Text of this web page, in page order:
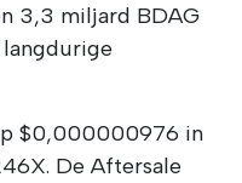
3,3 miljard BDAG
$0,000000976 in
De Aftersale